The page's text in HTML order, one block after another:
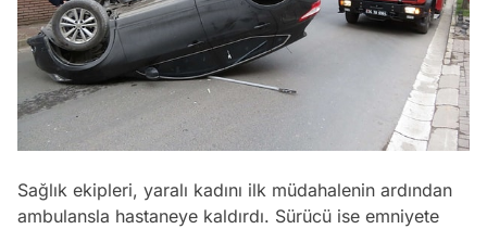
Sağlık ekipleri, yaralı kadını ilk müdahalenin ardından
ambulansla hastaneye kaldırdı. Sürücü ise emniyete